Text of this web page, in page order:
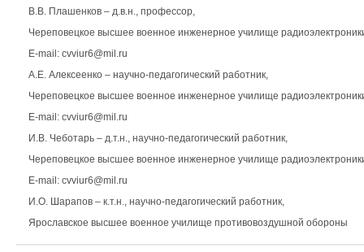
В.В. Плашенков – д.в.н., профессор,
Череповецкое высшее военное инженерное училище
E-mail: cvviur6@mil.ru
А.Е. Алексеенко – научно-педагогический работник,
Череповецкое высшее военное инженерное училище
E-mail: cvviur6@mil.ru
И.В. Чеботарь – д.т.н., научно-педагогический работник,
Череповецкое высшее военное инженерное училище
E-mail: cvviur6@mil.ru
И.О. Шарапов – к.т.н., научно-педагогический работник,
Ярославское высшее военное училище противовоздушной обороны